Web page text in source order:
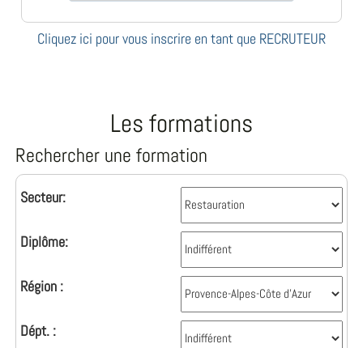
Cliquez ici pour vous inscrire en tant que RECRUTEUR
Les formations
Rechercher une formation
Secteur:
Diplôme:
Région :
Dépt. :